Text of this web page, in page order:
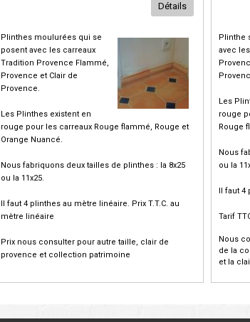
Détails
Plinthes moulurées qui se
posent avec les carreaux
Tradition Provence Flammé,
Provence et Clair de
Provence.
Les Plinthes existent en
rouge pour les carreaux Rouge flammé, Rouge et
Orange Nuancé.
Nous fabriquons deux tailles de plinthes : la 8x25
ou la 11x25.
Il faut 4 plinthes au mètre linéaire. Prix T.T.C. au
mètre linéaire
Prix nous consulter pour autre taille, clair de
provence et collection patrimoine
Plinthe
avec
Les
rouge
Rouge
Nous
ou la
Il faut 4
Tarif
Nous
de la
et la